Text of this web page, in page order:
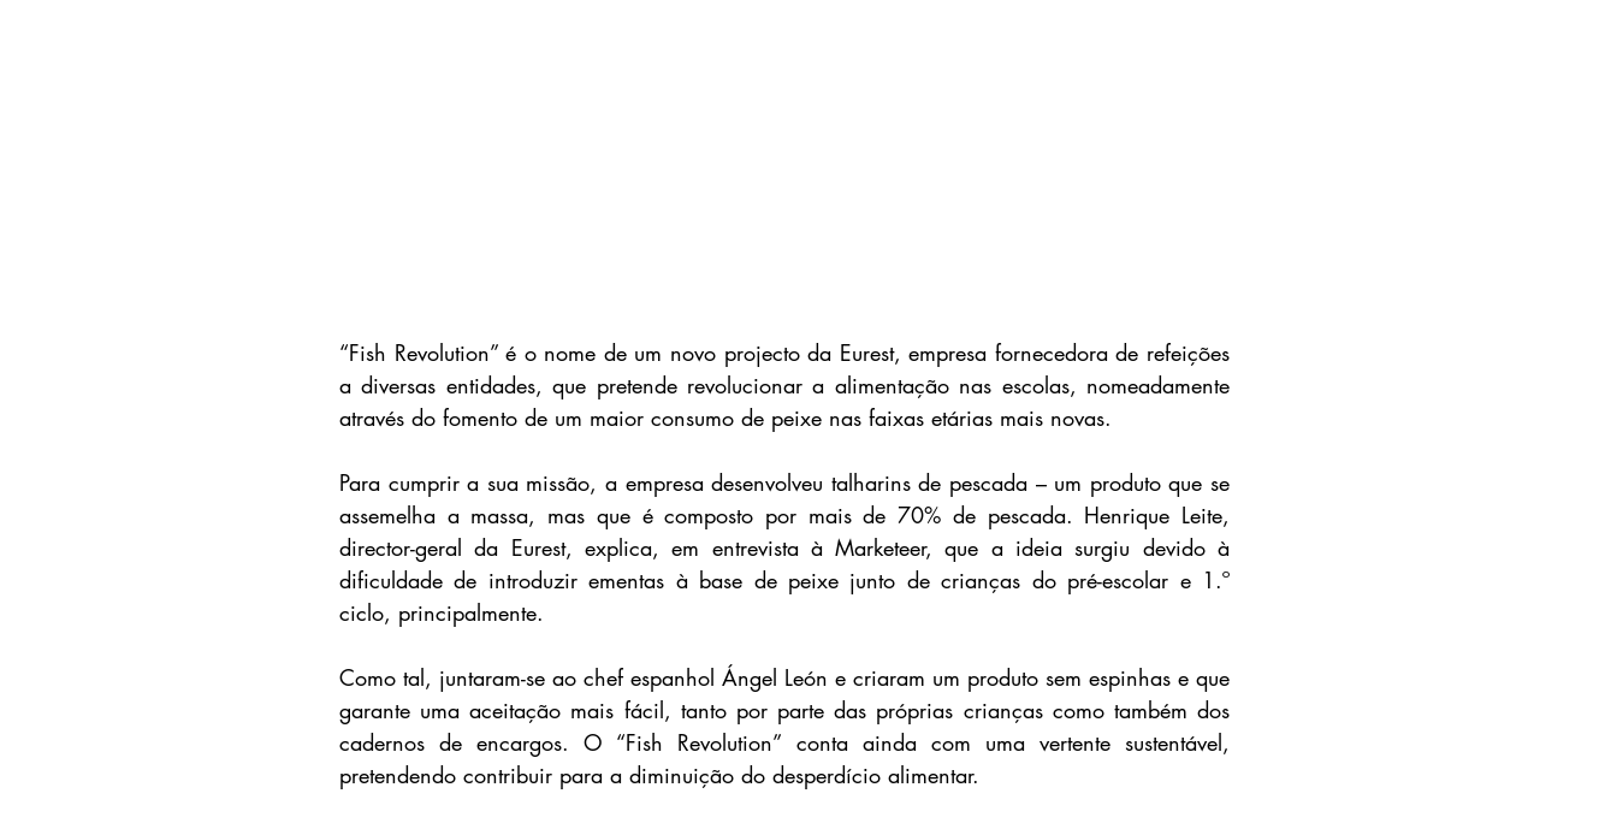
“Fish Revolution” é o nome de um novo projecto da Eurest, empresa fornecedora de refeições
a diversas entidades, que pretende revolucionar a alimentação nas escolas, nomeadamente
através do fomento de um maior consumo de peixe nas faixas etárias mais novas.
Para cumprir a sua missão, a empresa desenvolveu talharins de pescada – um produto que se
assemelha a massa, mas que é composto por mais de 70% de pescada. Henrique Leite,
director-geral da Eurest, explica, em entrevista à Marketeer, que a ideia surgiu devido à
dificuldade de introduzir ementas à base de peixe junto de crianças do pré-escolar e 1.º
ciclo, principalmente.
Como tal, juntaram-se ao chef espanhol Ángel León e criaram um produto sem espinhas e que
garante uma aceitação mais fácil, tanto por parte das próprias crianças como também dos
cadernos de encargos. O “Fish Revolution” conta ainda com uma vertente sustentável,
pretendendo contribuir para a diminuição do desperdício alimentar.